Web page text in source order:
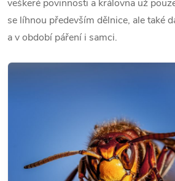
veškeré povinnosti a královna už
se líhnou především dělnice, ale také
a v období páření i samci.